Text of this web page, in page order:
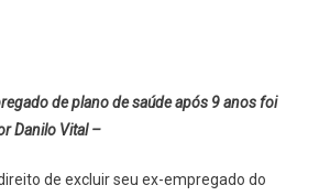
de plano de saúde após 9 anos foi
Danilo Vital –
de excluir seu ex-empregado do